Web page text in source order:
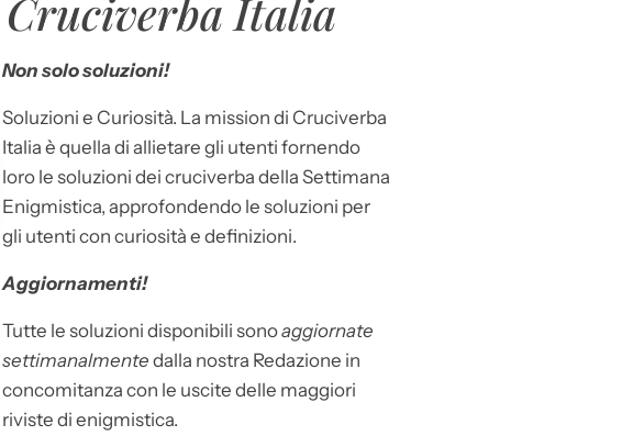
Cruciverba Italia
Non solo soluzioni!
Soluzioni e Curiosità. La mission di Cruciverba
Italia è quella di allietare gli utenti fornendo
loro le soluzioni dei cruciverba della Settimana
Enigmistica, approfondendo le soluzioni per
gli utenti con curiosità e definizioni.
Aggiornamenti!
Tutte le soluzioni disponibili sonoaggiornate
settimanalmente dalla nostra Redazione in
concomitanza con le uscite delle maggiori
riviste di enigmistica.